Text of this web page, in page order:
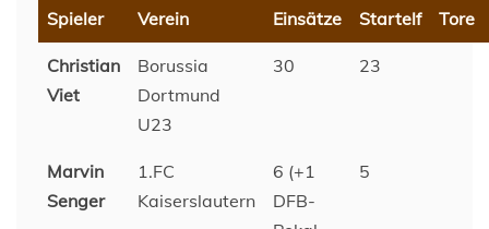
Spieler Verein Einsätze Startelf Tore
Christian
Viet
Borussia
Dortmund
U23
30 23
Marvin
Senger
1.FC
Kaiserslautern
6 (+1
DFB-
5